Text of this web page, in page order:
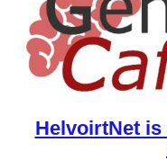
HelvoirtNet is